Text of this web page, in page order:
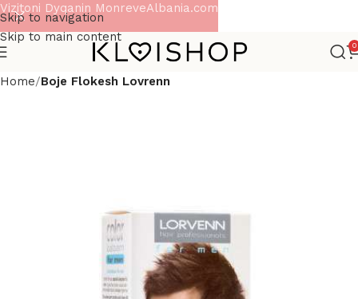
Skip to navigation
Skip to main content
0
Home Boje Flokesh Lovrenn
Vizitoni Dyqanin MonreveAlbania.com